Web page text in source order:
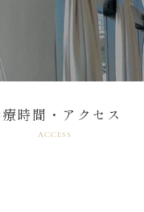
療時間・アクセス
ACCESS